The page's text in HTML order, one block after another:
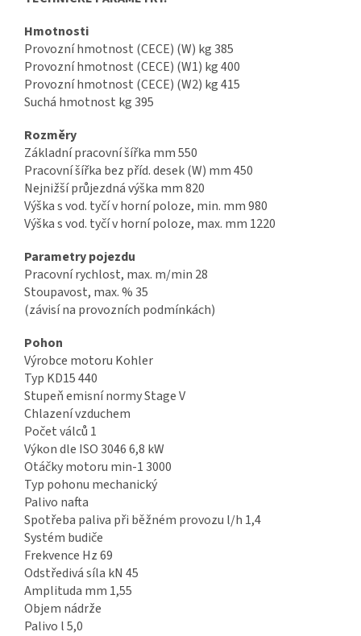
Hmotnosti
Provozní hmotnost (CECE) (W) kg 385
Provozní hmotnost (CECE) (W1) kg 400
Provozní hmotnost (CECE) (W2) kg 415
Suchá hmotnost kg 395
Rozměry
Základní pracovní šířka mm 550
Pracovní šířka bez příd. desek (W) mm 450
Nejnižší průjezdná výška mm 820
Výška s vod. tyčí v horní poloze, min. mm 980
Výška s vod. tyčí v horní poloze, max. mm 1220
Parametry pojezdu
Pracovní rychlost, max. m/min 28
Stoupavost, max. % 35
(závisí na provozních podmínkách)
Pohon
Výrobce motoru Kohler
Typ KD15 440
Stupeň emisní normy Stage V
Chlazení vzduchem
Počet válců 1
Výkon dle ISO 3046 6,8 kW
Otáčky motoru min-1 3000
Typ pohonu mechanický
Palivo nafta
Spotřeba paliva při běžném provozu l/h 1,4
Systém budiče
Frekvence Hz 69
Odstředivá síla kN 45
Amplituda mm 1,55
Objem nádrže
Palivo l 5,0